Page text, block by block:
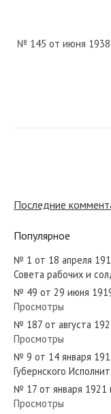
№ 145 от июня
№ 238 от октября
№ 193 от августа
Последние
Популярное
№ 1 от 18 апреля
Совета рабочих и
№ 49 от 29 июня
Просмотры
№ 187 от августа
Просмотры
№ 9 от 14 января
Губернского
№ 17 от января 1921
Просмотры